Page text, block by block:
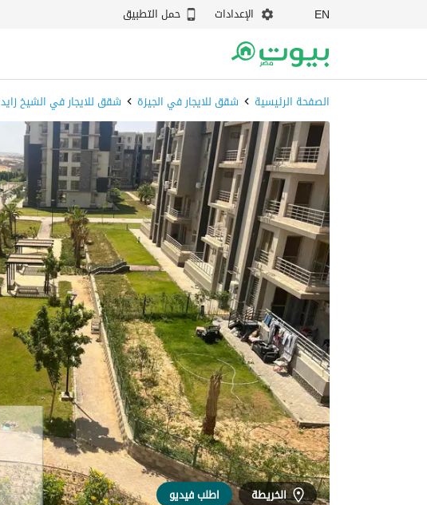
EN الإعدادات حمل التطبيق
الصفحة الرئيسية شقق للايجار في الجيزة شقق للايجار في الشيخ زايد
الخريطة اطلب فيديو